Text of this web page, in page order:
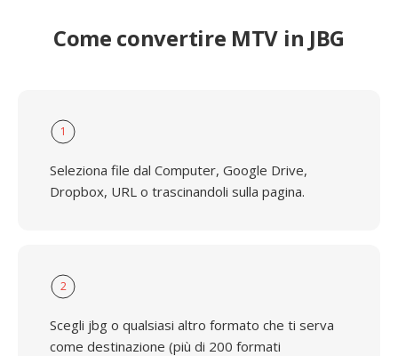
Come convertire MTV in JBG
1
Seleziona file dal Computer, Google Drive,
Dropbox, URL o trascinandoli sulla pagina.
2
Scegli jbg o qualsiasi altro formato che ti serva
come destinazione (più di 200 formati